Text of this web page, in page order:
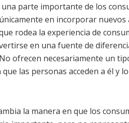
parte importante de los
en incorporar
rodea la experiencia de
en una fuente de
ofrecen necesariamente un
las personas acceden a él y
la manera en que los